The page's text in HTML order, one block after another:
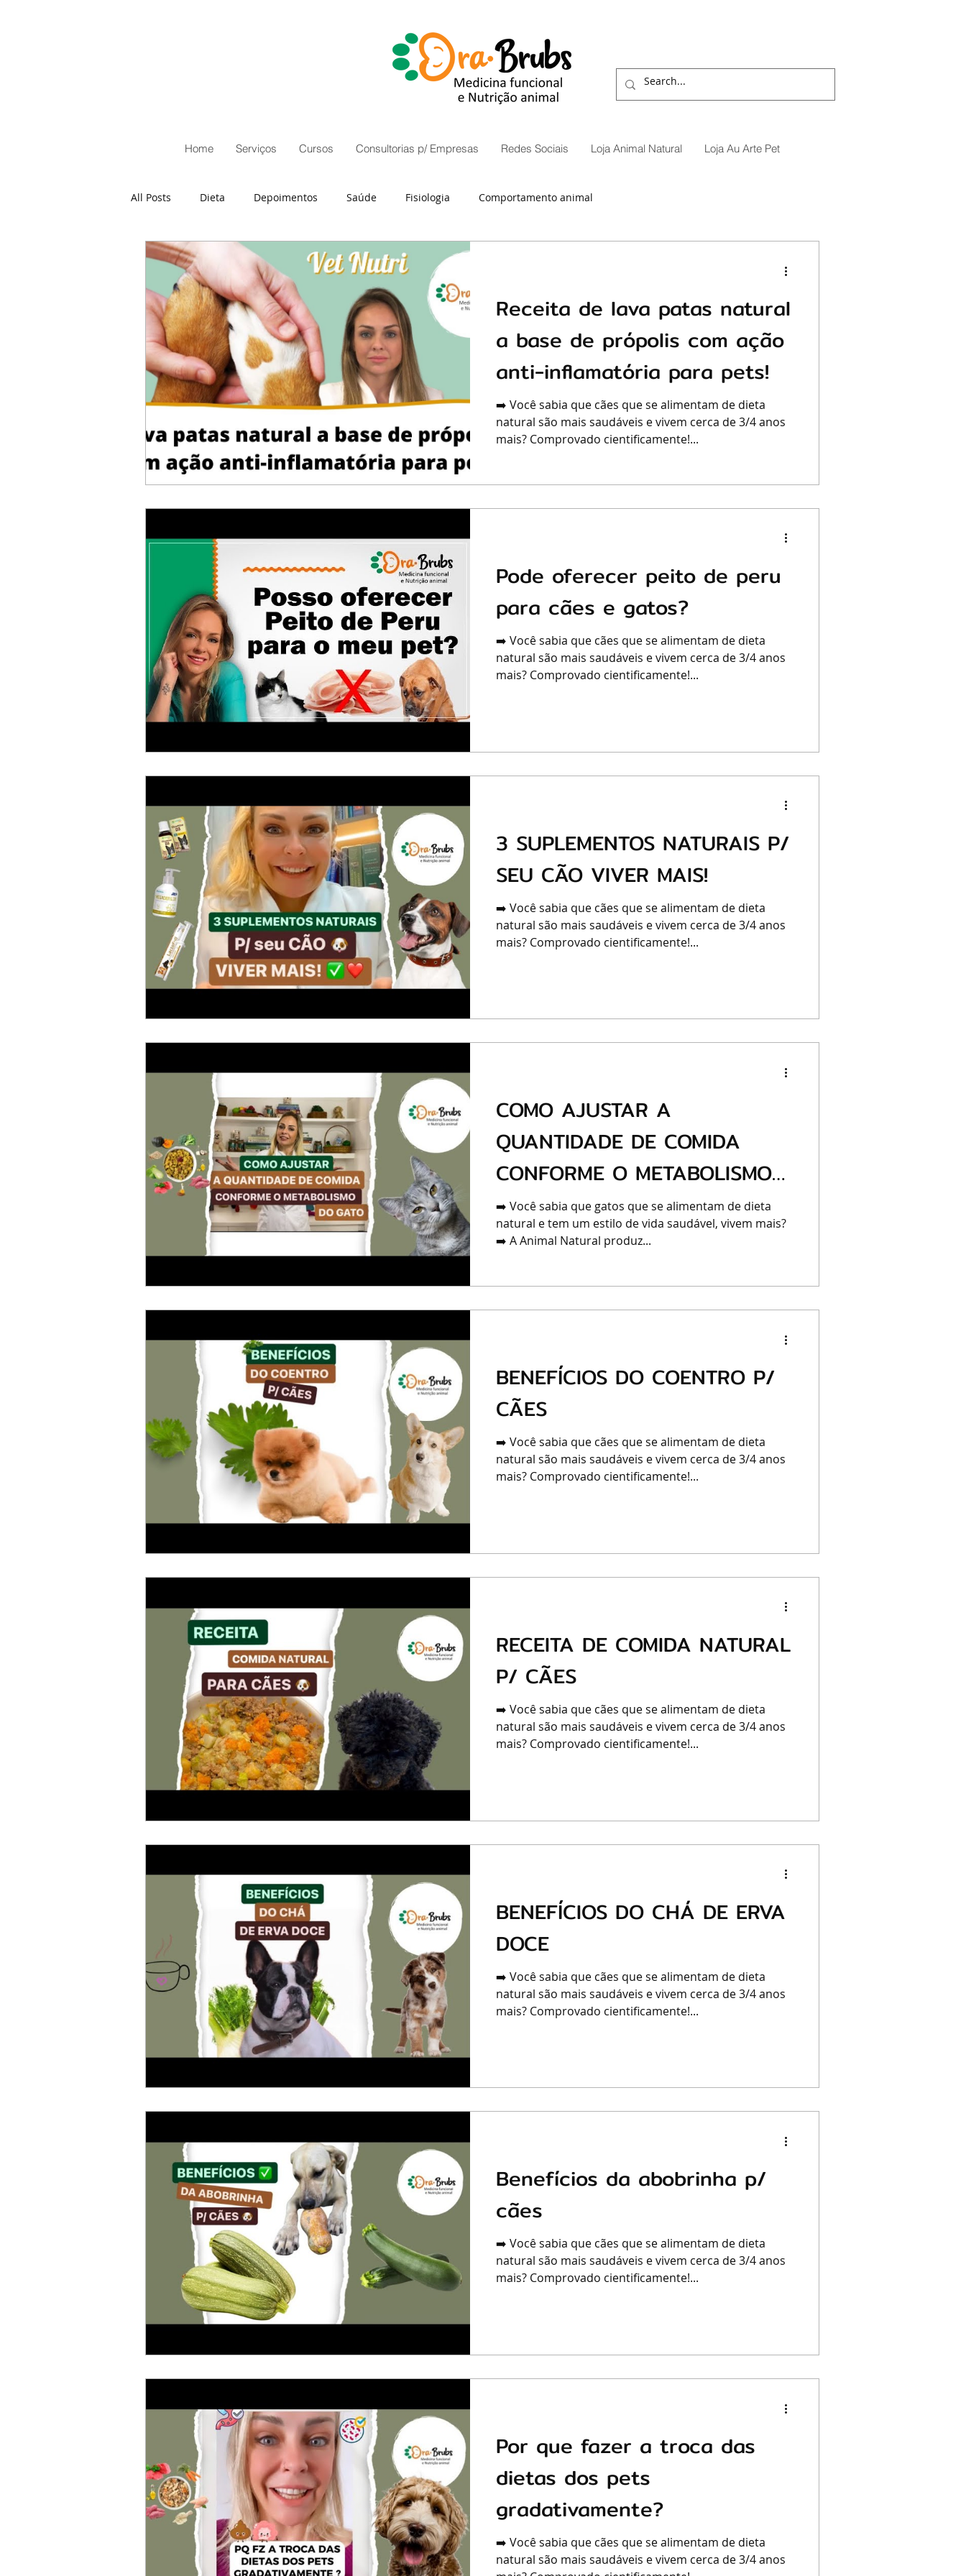
Home Serviços Cursos Consultorias p/ Empresas Redes Sociais Loja Animal Natural Loja Au Arte Pet
All Posts Dieta Depoimentos Saúde Fisiologia Comportamento animal
Receita de lava patas natural
a base de própolis com ação
anti-inflamatória para pets!
➡️ Você sabia que cães que se alimentam de dieta
natural são mais saudáveis e vivem cerca de 3/4 anos
mais? Comprovado cientificamente!...
Pode oferecer peito de peru
para cães e gatos?
➡️ Você sabia que cães que se alimentam de dieta
natural são mais saudáveis e vivem cerca de 3/4 anos
mais? Comprovado cientificamente!...
3 SUPLEMENTOS NATURAIS P/
SEU CÃO VIVER MAIS!
➡️ Você sabia que cães que se alimentam de dieta
natural são mais saudáveis e vivem cerca de 3/4 anos
mais? Comprovado cientificamente!...
COMO AJUSTAR A
QUANTIDADE DE COMIDA
CONFORME O METABOLISMO
DO SEU GATO 🐱
➡️ Você sabia que gatos que se alimentam de dieta
natural e tem um estilo de vida saudável, vivem mais?
➡️ A Animal Natural produz...
BENEFÍCIOS DO COENTRO P/
CÃES
➡️ Você sabia que cães que se alimentam de dieta
natural são mais saudáveis e vivem cerca de 3/4 anos
mais? Comprovado cientificamente!...
RECEITA DE COMIDA NATURAL
P/ CÃES
➡️ Você sabia que cães que se alimentam de dieta
natural são mais saudáveis e vivem cerca de 3/4 anos
mais? Comprovado cientificamente!...
BENEFÍCIOS DO CHÁ DE ERVA
DOCE
➡️ Você sabia que cães que se alimentam de dieta
natural são mais saudáveis e vivem cerca de 3/4 anos
mais? Comprovado cientificamente!...
Benefícios da abobrinha p/
cães
➡️ Você sabia que cães que se alimentam de dieta
natural são mais saudáveis e vivem cerca de 3/4 anos
mais? Comprovado cientificamente!...
Por que fazer a troca das
dietas dos pets
gradativamente?
➡️ Você sabia que cães que se alimentam de dieta
natural são mais saudáveis e vivem cerca de 3/4 anos